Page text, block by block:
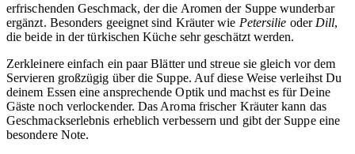
erfrischenden Geschmack, der die Aromen der Suppe wunderbar
ergänzt. Besonders geeignet sind Kräuter wie Petersilie oder Dill,
die beide in der türkischen Küche sehr geschätzt werden.
Zerkleinere einfach ein paar Blätter und streue sie gleich vor dem
Servieren großzügig über die Suppe. Auf diese Weise verleihst Du
deinem Essen eine ansprechende Optik und machst es für Deine
Gäste noch verlockender. Das Aroma frischer Kräuter kann das
Geschmackserlebnis erheblich verbessern und gibt der Suppe eine
besondere Note.